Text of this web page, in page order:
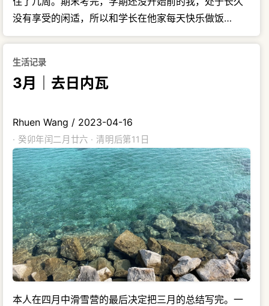
没有享受的闲适，所以和学长在他家每天快乐做饭…
生活记录
3月｜去日内瓦
Rhuen Wang / 2023-04-16
· 癸卯年闰二月廿六 · 清明后第11日
本人在四月中滑雪营的最后决定把三月的总结写完。一